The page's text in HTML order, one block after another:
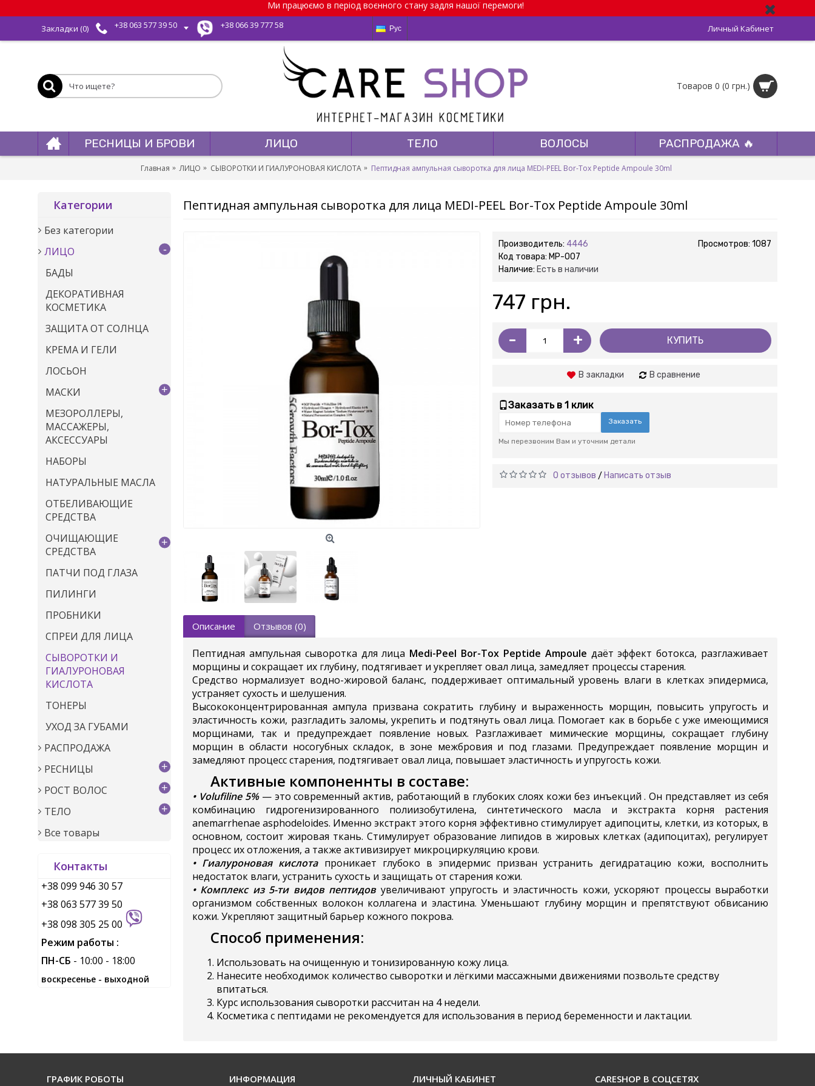
Ми працюємо в період воєнного стану задля нашої перемоги!
Закладки (0) +38 063 577 39 50 +38 066 39 777 58 Рус Личный Кабинет
Товаров 0 (0 грн.)
РЕСНИЦЫ И БРОВИ ЛИЦО ТЕЛО ВОЛОСЫ РАСПРОДАЖА 🔥
Главная ЛИЦО СЫВОРОТКИ И ГИАЛУРОНОВАЯ КИСЛОТА Пептидная ампульная сыворотка для лица MEDI-PEEL Bor-Tox Peptide Ampoule 30ml
Категории
Без категории
ЛИЦО
-
БАДЫ
ДЕКОРАТИВНАЯ
КОСМЕТИКА
ЗАЩИТА ОТ СОЛНЦА
КРЕМА И ГЕЛИ
ЛОСЬОН
МАСКИ
+
МЕЗОРОЛЛЕРЫ,
МАССАЖЕРЫ,
АКСЕССУАРЫ
НАБОРЫ
НАТУРАЛЬНЫЕ МАСЛА
ОТБЕЛИВАЮЩИЕ
СРЕДСТВА
ОЧИЩАЮЩИЕ
СРЕДСТВА
+
ПАТЧИ ПОД ГЛАЗА
ПИЛИНГИ
ПРОБНИКИ
СПРЕИ ДЛЯ ЛИЦА
СЫВОРОТКИ И
ГИАЛУРОНОВАЯ
КИСЛОТА
ТОНЕРЫ
УХОД ЗА ГУБАМИ
РАСПРОДАЖА
РЕСНИЦЫ
+
РОСТ ВОЛОС +
ТЕЛО +
Все товары
Контакты
+38 099 946 30 57
+38 063 577 39 50
+38 098 305 25 00
Режим работы :
ПН-СБ - 10:00 - 18:00
воскресенье - выходной
Пептидная ампульная сыворотка для лица MEDI-PEEL Bor-Tox Peptide Ampoule 30ml
Просмотров: 1087
Производитель: 4446
Код товара: MP-007
Наличие: Есть в наличии
747 грн.
- + КУПИТЬ
В закладки В сравнение
Заказать в 1 клик
Заказать
Мы перезвоним Вам и уточним детали
0 отзывов / Написать отзыв
Описание Отзывов (0)
Пептидная ампульная сыворотка для лица Medi-Peel Bor-Tox Peptide Ampoule даёт эффект ботокса, разглаживает
морщины и сокращает их глубину, подтягивает и укрепляет овал лица, замедляет процессы старения.
Средство нормализует водно-жировой баланс, поддерживает оптимальный уровень влаги в клетках эпидермиса,
устраняет сухость и шелушения.
Высококонцентрированная ампула призвана сократить глубину и выраженность морщин, повысить упругость и
эластичность кожи, разгладить заломы, укрепить и подтянуть овал лица. Помогает как в борьбе с уже имеющимися
морщинами, так и предупреждает появление новых. Разглаживает мимические морщины, сокращает глубину
морщин в области носогубных складок, в зоне межбровия и под глазами. Предупреждает появление морщин и
замедляют процесс старения, подтягивает овал лица, повышает эластичность и упругость кожи.
Активные компоненнты в составе:
• Volufiline 5%— это современный актив, работающий в глубоких слоях кожи без инъекций . Он представляет из себя
комбинацию гидрогенизированного полиизобутилена, синтетического масла и экстракта корня растения
anemarrhenae asphodeloides. Именно экстракт этого корня эффективно стимулирует адипоциты, клетки, из которых, в
основном, состоит жировая ткань. Стимулирует образование липидов в жировых клетках (адипоцитах), регулирует
процесс их отложения, а также активизирует микроциркуляцию крови.
• Гиалуроновая кислота проникает глубоко в эпидермис призван устранить дегидратацию кожи, восполнить
недостаток влаги, устранить сухость и защищать от старения кожи.
• Комплекс из 5-ти видов пептидовувеличивают упругость и эластичность кожи, ускоряют процессы выработки
организмом собственных волокон коллагена и эластина. Уменьшают глубину морщин и препятствуют обвисанию
кожи. Укрепляют защитный барьер кожного покрова.
Способ применения:
Использовать на очищенную и тонизированную кожу лица.
Нанесите необходимок количество сыворотки и лёгкими массажными движениями позвольте средству
впитаться.
Курс использования сыворотки рассчитан на 4 недели.
Косметика с пептидами не рекомендуется для использования в период беременности и лактации.
ГРАФИК РОБОТЫ ИНФОРМАЦИЯ ЛИЧНЫЙ КАБИНЕТ CARESHOP В СОЦСЕТЯХ